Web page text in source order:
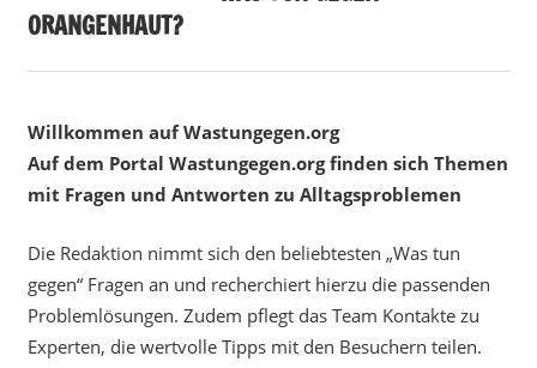
ORANGENHAUT?
Willkommen auf Wastungegen.org
Auf dem Portal Wastungegen.org finden sich Themen
mit Fragen und Antworten zu Alltagsproblemen
Die Redaktion nimmt sich den beliebtesten „Was tun
gegen“ Fragen an und recherchiert hierzu die passenden
Problemlösungen. Zudem pflegt das Team Kontakte zu
Experten, die wertvolle Tipps mit den Besuchern teilen.